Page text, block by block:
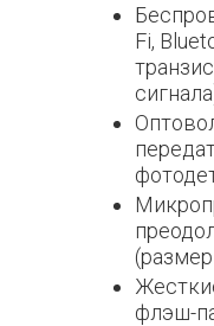
Fi,
флэш-